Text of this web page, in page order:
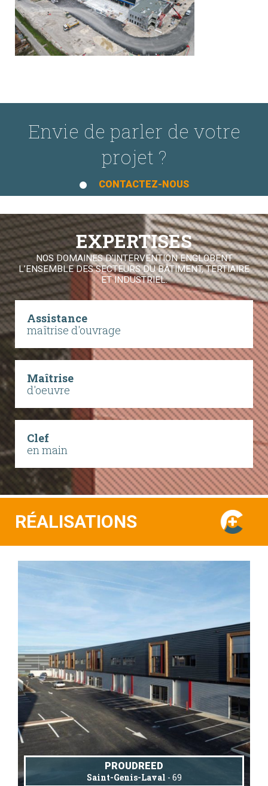
Envie de parler de votre
projet ?
CONTACTEZ-NOUS
EXPERTISES
NOS DOMAINES D'INTERVENTION ENGLOBENT
L’ENSEMBLE DES SECTEURS DU BÂTIMENT, TERTIAIRE
ET INDUSTRIEL.
Assistance
maîtrise d'ouvrage
Maîtrise
d'oeuvre
Clef
en main
RÉALISATIONS
PROUDREED
Saint-Genis-Laval - 69